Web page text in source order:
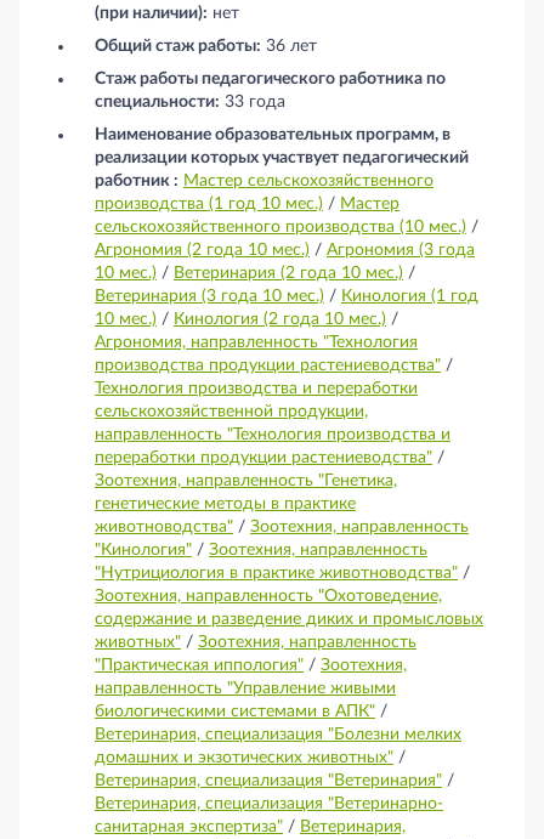
(при наличии): нет
Общий стаж работы: 36 лет
Стаж работы педагогического работника по
специальности: 33 года
Наименование образовательных программ, в
реализации которых участвует педагогический
работник : Мастер сельскохозяйственного
производства (1 год 10 мес.) / Мастер
сельскохозяйственного производства (10 мес.) /
Агрономия (2 года 10 мес.) / Агрономия (3 года
10 мес.) / Ветеринария (2 года 10 мес.) /
Ветеринария (3 года 10 мес.) / Кинология (1 год
10 мес.) / Кинология (2 года 10 мес.) /
Агрономия, направленность "Технология
производства продукции растениеводства" /
Технология производства и переработки
сельскохозяйственной продукции,
направленность "Технология производства и
переработки продукции растениеводства" /
Зоотехния, направленность "Генетика,
генетические методы в практике
животноводства" / Зоотехния, направленность
"Кинология" / Зоотехния, направленность
"Нутрициология в практике животноводства" /
Зоотехния, направленность "Охотоведение,
содержание и разведение диких и промысловых
животных" / Зоотехния, направленность
"Практическая иппология" / Зоотехния,
направленность "Управление живыми
биологическими системами в АПК" /
Ветеринария, специализация "Болезни мелких
домашних и экзотических животных" /
Ветеринария, специализация "Ветеринария" /
Ветеринария, специализация "Ветеринарно-
санитарная экспертиза" / Ветеринария,